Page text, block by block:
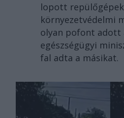
lopott
környezetvédelmi
olyan pofont adott
egészségügyi
fal adta a másikat.